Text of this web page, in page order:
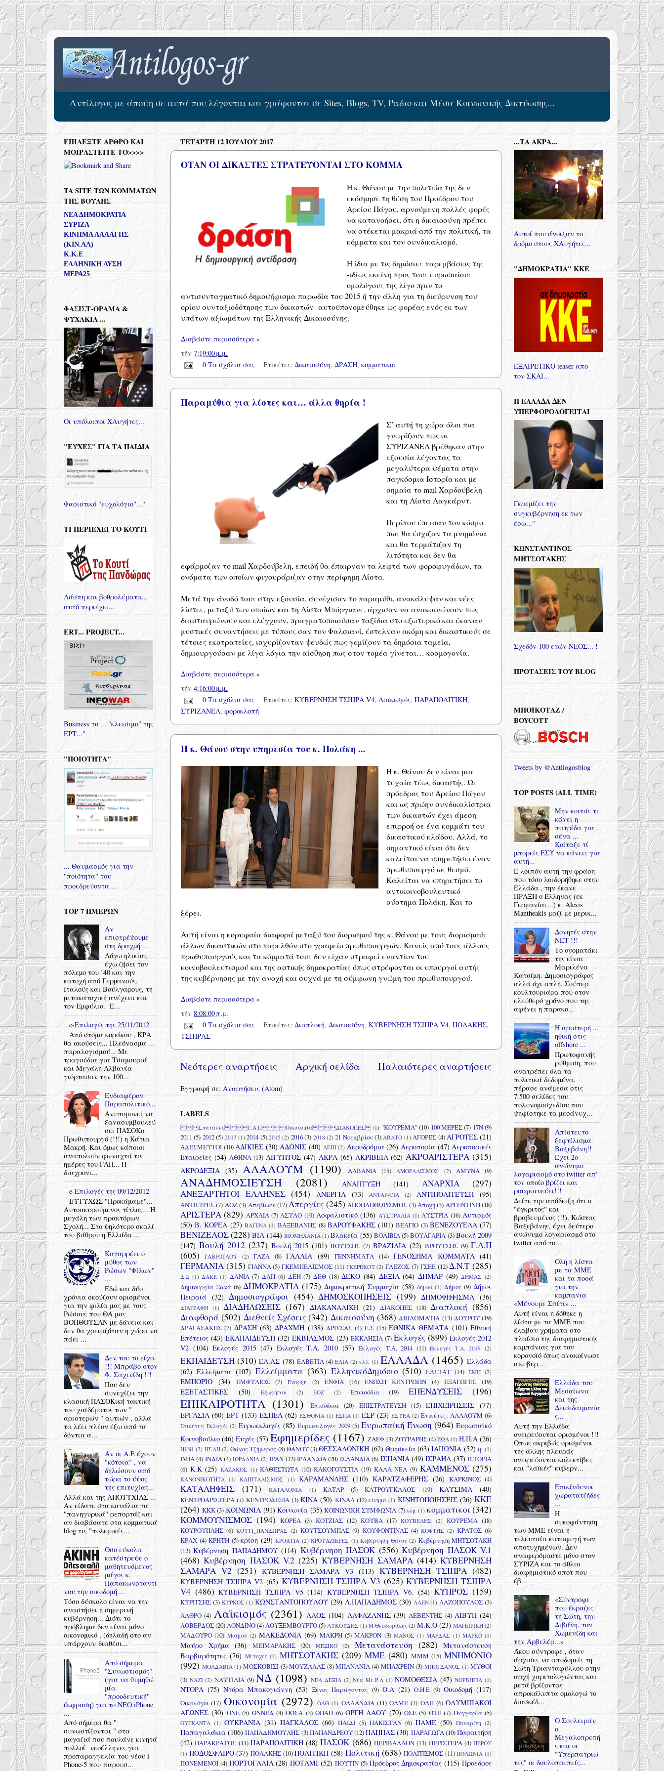
Αντίλογος με άποψη σε αυτά που λέγονται και γράφονται σε Sites, Blogs, TV, Ραδιο και Μέσα Κοινωνικής Δικτύωσης...
ΤΕΤΆΡΤΗ 12 ΙΟΥΛΊΟΥ 2017
ΟΤΑΝ ΟΙ ΔΙΚΑΣΤΕΣ ΣΤΡΑΤΕΥΟΝΤΑΙ ΣΤΟ ΚΟΜΜΑ
Η κ. Θάνου με την πολιτεία της δεν
εκόσμησε τη θέση του Προέδρου του
Αρείου Πάγου, αρνούμενη πολλές φορές
να κατανοήσει, ότι η δικαιοσύνη πρέπει
να στέκεται μακριά από την πολιτική, τα
κόμματα και τον συνδικαλισμό.
Η ίδια με τις δημόσιες παρεμβάσεις της
-ιδίως εκείνη προς τους ευρωπαίους
ομολόγους της λίγο πριν το
αντισυνταγματικό δημοψήφισμα παρωδία του 2015 ή την άλλη για τη διεύρυνση του
ορίου συνταξιοδότησης των δικαστών- αυτοϋπονομεύθηκε ως φορέας ενός εκ των
υπάτων αξιωμάτων της Ελληνικής Δικαιοσύνης.
Διαβάστε περισσότερα »
τήν 7:19:00 μ.μ.
0 Τα σχόλια σας
Ετικέτες: Δικαιοσύνη, ΔΡΑΣΗ, κομματικοι
Παραμύθια για λίστες και… άλλα θηρία !
Σ’ αυτή τη χώρα όλοι πια
γνωρίζουν πως οι
ΣΥΡΙΖΑΝΕΛ βρέθηκαν στην
εξουσία λέγοντας τα
μεγαλύτερα ψέματα στην
παγκόσμια Ιστορία και με
σημαία το mail Χαρδούβελη
και τη Λίστα Λαγκάρντ.
Περίπου έπεισαν τον κόσμο
πως θα έσχιζαν τα μνημόνια
και θα τερμάτιζαν τη
λιτότητα και δεν θα
εφάρμοζαν το mail Χαρδούβελη, επειδή θα έπαιρναν τα λεφτά των φοροφυγάδων, τα
ονόματα των οποίων φιγουράριζαν στην περίφημη Λίστα.
Μετά την άνοδό τους στην εξουσία, συνέχισαν το παραμύθι, ανακάλυψαν και νέες
λίστες, μεταξύ των οποίων και τη Λίστα Μπόργιανς, άρχισαν να ανακοινώνουν πως
διασταυρώνουν και ελέγχουν, πραγματοποιούσαν ταξίδια στο εξωτερικό και έκαναν
μυστικές συναντήσεις με τύπους σαν τον Φαλσιανί, έστελναν ακόμη και δικαστικούς σε
τέτοιες εκστρατείες, ισχυρίζονταν ψευδώς πως γεμίζουν τα δημόσια ταμεία,
δημιουργούσαν με λίγα λόγια την αίσθηση πως στον τομέα γίνεται… κοσμογονία.
Διαβάστε περισσότερα »
τήν 4:16:00 μ.μ.
0 Τα σχόλια σας
Ετικέτες: ΚΥΒΕΡΝΗΣΗ ΤΣΙΠΡΑ V4, Λαϊκισμός, ΠΑΡΑΠΟΛΙΤΙΚΗ,
ΣΥΡΙΖΑΝΕΛ, φοροκλοπή
Η κ. Θάνου στην υπηρεσία του κ. Πολάκη ...
Η κ. Θάνου δεν είναι μια
τυχαία τέως δικαστής. Ως
πρόεδρος του Αρείου Πάγου
και ως πρώην συνδικαλίστρια
των δικαστών έχει άμεση
επιρροή σε ένα κομμάτι του
δικαστικού κλάδου. Αλλά, το
σημαντικό είναι ότι δεν
καλείται να υπηρετήσει έναν
πρωθυπουργό ως θεσμό.
Καλείται να υπηρετήσει το
αντικοινοβουλευτικό
σύστημα Πολάκη. Και το
ξέρει.
Αυτή είναι η κορυφαία διαφορά μεταξύ του διορισμού της κ. Θάνου με τους διορισμούς
άλλων δικαστικών στο παρελθόν στο γραφείο πρωθυπουργών. Κανείς από τους άλλους
πρωθυπουργούς και τα κόμματά τους δεν είχαν στραφεί εναντίον του
κοινοβουλευτισμού και της αστικής δημοκρατίας όπως στρέφονται οι υπουργοί αυτής
της κυβέρνησης με την ανοχή και συχνά με τη σύμφωνη γνώμη του πρωθυπουργού.
Διαβάστε περισσότερα »
τήν 8:08:00 π.μ.
0 Τα σχόλια σας
Ετικέτες: Διαπλοκή, Δικαιοσύνη, ΚΥΒΕΡΝΗΣΗ ΤΣΙΠΡΑ V4, ΠΟΛΑΚΗΣ,
ΤΣΙΠΡΑΣ
Νεότερες αναρτήσεις Παλαιότερες αναρτήσεις
Αρχική σελίδα
Εγγραφή σε: Αναρτήσεις (Atom)
LABELS
Σπατάλες Γ.Α.Π Οικονομία ΔΙΑΚΟΠΕΣ (1) "ΚΟΥΡΕΜΑ"(10) 100 ΜΕΡΕΣ(7) 17Ν(9)
2011 (5) 2012(5) 2013 (1) 2014 (5) 2015 (2) 2016(3) 2018 (2) 21 Νοεμβρίου(3) ΑΒΑΤΟ (1) ΑΓΟΡΕΣ (4) ΑΓΡΟΤΕΣ (21)
ΑΔΕΣΜΕΥΤΟΙ (10) ΑΔΙΚΙΕΣ (30) ΑΔΩΝΙΣ (40) ΑΕΠΙ (2) Αεροδρόμια (26) Αεροπορία (47) Αεροπορικές
Εταιρείες (54) ΑΘΗΝΑ (13) ΑΙΓΥΠΤΟΣ (47) ΑΚΡΑ (65) ΑΚΡΙΒΕΙΑ (62) ΑΚΡΟΑΡΙΣΤΕΡΑ (315)
ΑΚΡΟΔΕΞΙΑ (35) ΑΛΑΛΟΥΜ (1190) ΑΛΒΑΝΙΑ (15) ΑΜΟΡΑΛΙΣΜΟΣ (2) ΑΜΥΝΑ (9)
ΑΝΑΔΗΜΟΣΙΕΥΣΗ (2081) ΑΝΑΠΤΥΞΗ (141) ΑΝΑΡΧΙΑ
(297)
ΑΝΕΞΑΡΤΗΤΟΙ ΕΛΛΗΝΕΣ (454) ΑΝΕΡΓΙΑ (73) ΑΝΤΑΡ-CIA (2) ΑΝΤΙΠΟΛΙΤΕΥΣΗ (95)
ΑΝΤΙΣΤΡΕΣ(7) ΑΟΖ(3) Απεβίωσε(17)Απεργίες (245) ΑΠΟΠΛΗΘΩΡΙΣΜΟΣ (3)Αποχή(3) ΑΡΓΕΝΤΙΝΗ(18)
ΑΡΙΣΤΕΡΑ (829) ΑΡΧΑΙΑ (7) ΑΣΥΛΟ (19) Ασφαλιστικό (136) ΑΥΣΤΡΑΛΙΑ (1) ΑΥΣΤΡΙΑ (16) Αυτισμός
(50) Β. ΚΟΡΕΑ (27) ΒΑΓΕΝΑ (1) ΒΑΞΕΒΑΝΗΣ (8) ΒΑΡΟΥΦΑΚΗΣ (101) ΒΕΛΓΙΟ (3) ΒΕΝΕΖΟΥΕΛΑ (77)
ΒΕΝΙΖΕΛΟΣ(228) ΒΙΑ (144) ΒΙΟΜΗΧΑΝΙΑ (1) Βλακεία (55) ΒΟΛΙΒΙΑ(5)ΒΟΥΛΓΑΡΙΑ (3)Βουλή 2009
(147) Βουλή 2012 (237) Βουλή 2015 (101) ΒΟΥΤΣΗΣ (7) ΒΡΑΖΙΛΙΑ (22) ΒΡΟΥΤΣΗΣ (9) Γ.Α.Π
(605)
ΓΑΒΡΟΓΛΟΥ (2) ΓΑΖΑ (8) ΓΑΛΛΙΑ (89) ΓΕΝΝΗΜΑΤΑ (14) ΓΕΝΟΣΗΜΑ ΚΟΜΜΑΤΑ (41)
ΓΕΡΜΑΝΙΑ (315) ΓΙΑΝΝΑ (5) ΓΚΕΜΠΕΛΙΣΜΟΣ (11) ΓΚΕΡΕΚΟΥ (2) ΓΛΕΖΟΣ (7) ΓΣΕΕ (12) Δ.Ν.Τ (285)
Δ.Ξ (1) ΔΑΚΕ (1) ΔΑΝΙΑ (7) ΔΑΠ (6) ΔΕΗ (7) ΔΕΘ (18) ΔΕΚΟ (84) ΔΕΞΙΑ (64) ΔΗΜΑΡ (49) ΔΗΜΑΣ (2)
Δημιουργία Ξανά (6) ΔΗΜΟΚΡΑΤΙΑ (175) Δημοκρατική Συμμαχία (58) δημοσ (1) Δήμος (9) Δήμος
Πειραιά (32) Δημοσιογράφοι (454) ΔΗΜΟΣΚΟΠΗΣΕΙΣ (199) ΔΗΜΟΨΗΦΙΣΜΑ (36)
ΔΙΑΓΡΑΦΗ (1) ΔΙΑΔΗΛΩΣΕΙΣ (167) ΔΙΑΚΑΝΑΛΙΚΗ (21) ΔΙΑΚΟΠΕΣ (18) Διαπλοκή (856)
Διαφθορά (502) Διεθνείς Σχέσεις (342) Δικαιοσύνη (368) ΔΙΠΛΩΜΑΤΙΑ (13) ΔΟΥΡΟΥ (19)
ΔΡΑΓΑΣΑΚΗΣ (7) ΔΡΑΣΗ (63) ΔΡΑΧΜΗ (138) ΔΡΙΤΣΑΣ (4) Ε.Σ (15) ΕΘΝΙΚΑ ΘΕΜΑΤΑ (101) Εθνική
Επέτειος (43) ΕΚΑΠΑΙΔΕΥΣΗ (32) ΕΚΒΙΑΣΜΟΣ (23) ΕΚΚΛΗΣΙΑ (7) Εκλογές (899) Εκλογές 2012
V2 (104) Εκλογές 2015 (47) Εκλογές Τ.Α. 2010 (57) Εκλογές Τ.Α. 2014 (11) Εκλογές Τ.Α. 2019 (2)
ΕΚΠΑΙΔΕΥΣΗ (310) ΕΛ.ΑΣ (78) ΕΛΒΕΤΙΑ (4) ΕΛΙΑ (2) ελλ (1) ΕΛΛΑΔΑ (1465) Ελλάδα
(62) Ελλείματα (107) Ελλείμματα (363) ΕλληνικόΔημόσιο (510) ΕΛΣΤΑΤ (14) ΕΜΠ (2)
ΕΜΠΟΡΙΟ (34) ΕΜΦΥΛΙΟΣ (7) Έναρξη (2) ΕΝΦΙΑ (16) ΕΝΩΣΗ ΚΕΝΤΡΩΩΝ (4) ΕΞΑΓΩΓΕΣ (19)
ΕΞΕΤΑΣΤΙΚΕΣ (50) Εξωγήϊνοι (2) ΕΟΖ (2) Επεισόδια (19) ΕΠΕΝΔΥΣΕΙΣ (196)
ΕΠΙΚΑΙΡΟΤΗΤΑ (1301) Επισόδεια (20) ΕΠΙΣΤΡΑΤΕΥΣΗ (15) ΕΠΙΧΕΙΡΗΣΕΙΣ (77)
ΕΡΓΑΣΙΑ (60) ΕΡΤ (133) ΕΣΗΕΑ (62) ΕΣΘΟΝΙΑ (1) ΕΣΠΑ (1) ΕΣΡ (23) ΕΣΥΕΑ (2) Ετικέτες: ΑΛΑΛΟΥΜ (6)
Ετικέτες: Εκλογές (2) Ευρωεκλογές (85) Ευρωεκλογές 2009 (5) Ευρωπαϊκή Ένωση (964) Ευρωπαϊκό
Κοινοβούλιο (46) Ευχές (57) Εφημερίδες (1167) ΖΑΕΦ (3)ΖΟΥΡΑΡΗΣ(4) ΖΩΑ (1) Η.Π.Α (26)
Η1Ν1 (2) ΗΣΑΠ (2) Θάνος Τζήμερος (8)ΘΑΝΟΥ(3)ΘΕΣΣΑΛΟΝΙΚΗ (62) Θρησκεία (63) ΙΑΠΩΝΙΑ (52) ιμ (1)
ΙΜΙΑ(4) ΙΝΔΙΑ(4) ΙΟΡΔΑΝΙΑ (2) ΙΡΑΝ (12)ΙΡΛΑΝΔΙΑ(20) ΙΣΛΑΝΔΙΑ(6) ΙΣΠΑΝΙΑ (49) ΙΣΡΑΗΛ (37) ΙΣΤΟΡΙΑ
(6) Κ.Κ (25) ΚΑΖΑΚΟΣ (1) ΚΑΘΕΣΤΩΤΑ (10) ΚΑΚΟΓΟΥΣΤΙΑ (19) ΚΑΛΑ ΝΕΑ (9) ΚΑΜΜΕΝΟΣ (275)
ΚΑΝΟΝΙΚΟΤΗΤΑ (1) ΚΑΠΙΤΑΛΙΣΜΟΣ (1) ΚΑΡΑΜΑΝΛΗΣ (110) ΚΑΡΑΤΖΑΦΕΡΗΣ (26) ΚΑΡΚΙΝΟΣ (4)
ΚΑΤΑΛΗΨΕΙΣ (171) ΚΑΤΑΛΟΝΙΑ (1) ΚΑΤΑΡ (5) ΚΑΤΡΟΥΓΚΑΛΟΣ (19) ΚΑΥΣΙΜΑ (40)
ΚΕΝΤΡΟΑΡΙΣΤΕΡΑ (7) ΚΕΝΤΡΟΔΕΞΙΑ (3) ΚΙΝΑ (50) ΚΙΝΑΛ (12) κίνημα (1) ΚΙΝΗΤΟΠΟΙΗΣΕΙΣ (26) ΚΚΕ
(264) ΚΚΚ (3) ΚΟΙΝΩΝΙΑ (91) Κοινωνία (35) ΚΟΙΝΩΝΙΚΗ ΣΥΜΦΩΝΙΑ (7) κομ (1) κομματικοι (342)
ΚΟΜΜΟΥΝΙΣΜΟΣ (194) ΚΟΡΕΑ (3) ΚΟΤΖΙΑΣ (12) ΚΟΥΒΑ (17) ΚΟΥΒΕΛΗΣ (2) ΚΟΥΡΕΜΑ (18)
ΚΟΥΡΟΥΠΛΗΣ (6) ΚΟΥΤΙ_ΠΑΝΔΩΡΑΣ (2) ΚΟΥΤΣΟΥΜΠΑΣ (9) ΚΟΥΦΟΝΤΙΝΑΣ (4) ΚΟΦΤΗΣ (2) ΚΡΑΤΟΣ (6)
ΚΡΑΧ (4) ΚΡΗΤΗ (5) κρίση (29) ΚΡΟΑΤΙΑ (2) ΚΡΟΥΑΖΙΕΡΕΣ (1) Κυβέρνηση Θάνου (2) Κυβέρνηση ΜΗΤΣΟΤΑΚΗ
(12) Κυβέρνηση ΠΑΠΑΔΗΜΟΥ (114) Κυβέρνηση ΠΑΣΟΚ (556) Κυβέρνηση ΠΑΣΟΚ V.1
(468) Κυβέρνηση ΠΑΣΟΚ V.2 (225) ΚΥΒΕΡΝΗΣΗ ΣΑΜΑΡΑ (414) ΚΥΒΕΡΝΗΣΗ
ΣΑΜΑΡΑ V2 (251) ΚΥΒΕΡΝΗΣΗ ΣΑΜΑΡΑ V3 (113) ΚΥΒΕΡΝΗΣΗ ΤΣΙΠΡΑ (482)
ΚΥΒΕΡΝΗΣΗ ΤΣΙΠΡΑ V2 (65) ΚΥΒΕΡΝΗΣΗ ΤΣΙΠΡΑ V3 (625) ΚΥΒΕΡΝΗΣΗ ΤΣΙΠΡΑ
V4 (486) ΚΥΒΕΡΝΗΣΗ ΤΣΙΠΡΑ V5 (114) ΚΥΒΕΡΝΗΣΗ ΤΣΙΠΡΑ V6. (54) ΚΥΠΡΟΣ (159)
ΚΥΡΙΤΣΗΣ (3) ΚΥΡΚΟΣ (1) ΚΩΝΣΤΑΝΤΟΠΟΥΛΟΥ (29) Λ.ΠΑΠΑΔΗΜΟΣ (30) ΛΑΕΝ (1) ΛΑΖΟΠΟΥΛΟΣ (3)
ΛΑΘΡΟ (4) Λαϊκισμός (2361) ΛΑΟΣ (104) ΛΑΦΑΖΑΝΗΣ (39) ΛΕΒΕΝΤΗΣ (4) ΛΙΒΥΗ (24)
ΛΟΒΕΡΔΟΣ(20)ΛΟΝΔΙΝΟ(4)ΛΟΥΞΕΜΒΟΥΡΓΟ(5) ΛΥΚΟΥΔΗΣ (1) Μ Θεοδωράκης (2) Μ.Κ.Ο (23) ΜΑΓΕΙΡΙΚΗ (2)
ΜΑΔΟΥΡΟ (10) Μαϊμού (2) ΜΑΚΕΔΟΝΙΑ (69) ΜΑΚΡΗ (5) ΜΑΚΡΟΝ (3) ΜΑΝΟΣ (1) ΜΑΡΔΑΣ (1) ΜΑΡΚΟ (1)
Μαύρο Χρήμα (36) ΜΕΪΜΑΡΑΚΗΣ (20) ΜΕΞΙΚΟ (2) Μετανάστευση (282)
Μετανάστευση
Βαρβαρότητες (76) Μετοχές (1) ΜΗΤΣΟΤΑΚΗΣ (209) ΜΜΕ (480) ΜΜΜ (15) ΜΝΗΜΟΝΙΟ
(992) ΜΟΛΔΑΒΙΑ (1) ΜΟΣΚΟΒΙΣΙ (3) ΜΟΥΖΑΛΑΣ (8) ΜΠΑΝΑΝΙΑ (4) ΜΠΑΧΡΕΙΝ (3) ΜΠΟΓΔΑΝΟΣ (1) ΜΥΘΟΙ
(3) ΝΑΖΙ (2) ΝΑΥΤΙΛΙΑ (9) ΝΔ (1098) ΝΕΑ ΔΕΞΙΑ (2) Νέα Με.Ρ.Α (1) ΝΟΜΟΘΕΣΙΑ (47) ΝΟΡΒΗΓΙΑ (1)
ΝΤΟΡΑ (75) Ντόρα Μπακογιάννη (53) Ξένος Παράγοντας (9) Ο.Α (21) Ο.Η.Ε (9) Οικοδομή (117)
Οικολόγοι (17) Οικονομία (2972) ΟΛΘ (1) ΟΛΛΑΝΔΙΑ (11) ΟΛΜΕ (7) ΟΛΠ (6) ΟΛΥΜΠΙΑΚΟΙ
ΑΓΩΝΕΣ (30) ΟΝΕ (5) ΟΝΝΕΔ (4) ΟΟΣΑ (3) ΟΠΑΠ (6) ΟΡΓΗ ΛΑΟΥ (70) ΟΣΕ (5) ΟΤΕ (7) Ουγγαρία (5)
ΟΥΓΚΑΝΤΑ (1) ΟΥΚΡΑΝΙΑ (31) ΠΑΓΚΑΛΟΣ (66) ΠΑΙΔΙ (5) ΠΑΚΙΣΤΑΝ (6) ΠΑΜΕ (50) Παναρίτη (2)
Παπαγαλάκια (106) ΠΑΠΑΔΗΜΟΥΛΗΣ (3)ΠΑΠΑΝΔΡΕΟΥ(12)ΠΑΠΠΑΣ (30) ΠΑΡΑΓΩΓΑ(10)Παραιτήση
(42) ΠΑΡΑΚΡΑΤΟΣ (11) ΠΑΡΑΠΟΛΙΤΙΚΗ (48) ΠΑΣΟΚ (686) ΠΕΡΙΒΑΛΛΟΝ (13) ΠΕΡΙΣΤΕΡΑ (4) ΠΕΡΟΥ
(1) ΠΟΔΟΣΦΑΙΡΟ (37) ΠΟΛΑΚΗΣ (10) ΠΟΛΙΤΙΚΗ (58) Πολιτική (638) ΠΟΛΙΤΙΣΜΟΣ (11) ΠΟΛΩΝΙΑ (1)
ΠΟΝΕΜΕΝΟΙ (4) ΠΟΡΤΟΓΑΛΙΑ (28) ΠΟΤΑΜΙ (52) ΠΟΥΤΙΝ (5) Πρόεδρος Δημοκρατίας (115) Προεδρος
ΕΠΙΛΕΞΤΕ ΑΡΘΡΟ ΚΑΙ
ΜΟΙΡΑΣΤΕΙΤΕ ΤΟ>>>>
TA SITE ΤΩΝ ΚΟΜΜΑΤΩΝ
ΤΗΣ ΒΟΥΛΗΣ
ΝΕΑ ΔΗΜΟΚΡΑΤΙΑ
ΣΥΡΙΖΑ
ΚΙΝΗΜΑ ΑΛΛΑΓΗΣ
(ΚΙΝ.ΑΛ)
Κ.Κ.Ε
ΕΛΛΗΝΙΚΗ ΛΥΣΗ
ΜΕΡΑ25
ΦΑΣΙΣΤ-ΟΡΑΜΑ &
ΨΥΧΑΚΙΑ ...
Οι υπόλοιποι ΧΑυγήτες...
"ΕΥΧΕΣ" ΓΙΑ ΤΑ ΠΑΙΔΙΑ
Φασιστικό "ευχολόγιο"..."
ΤΙ ΠΕΡΙΕΧΕΙ ΤΟ ΚΟΥΤΙ
Λάσπη και βοθρολύματα...
αυτό περιέχει...
ERT... PROJECT...
Business το ... "κλεισιμο" της
ΕΡΤ..."
"ΠΟΙΟΤΗΤΑ"
... Θαυμασμός για την
"ποιότητα" του
προεδρεύοντα ...
TOP 7 ΗΜΕΡΩΝ
Αν
επιστρέψουµε
στη δραχµή ...
Λόγω ηλικίας
έχω ζήσει τον
πόλεµο του ’40 και την
κατοχή από Γερµανούς,
Ιταλούς και Βούλγαρους, τη
µετακατοχική ανέχεια και
τον Εµφύλιο. Ε...
e-Επιλογές της 25/11/2012
Από στόμα κοράκου , ΚΡΑ
θα ακούσεις... Πλεόνασμα ...
παραλογισμού... Με
τραγούδια για Τσαμουριά
και Μεγάλη Αλβανία
γιόρτασαν την 100...
Ενδιαφέρον
Παραπολιτικό...
Ανυπομονεί να
ξανασυμβουλεύ
σει ΠΑΣΟΚο
Πρωθυπουργό (!!!) η Κάτια
Μακρή. Και όμως κάποιοι
αναπολούν φωναχτά τις
ημέρες του ΓΑΠ... Η
διαχρονι...
e-Επιλογές της 09/12/2012
ΕΥΤΥΧΩΣ "Προκάμαμε"...
Αυτοακυρούμενος τίτλος... Η
μεγάλη των πρακτόρων
Σχολή... Στο ψηλότερο σκαλί
του βάθρου η Ελλάδα ...
Καταρρέει ο
μύθος των
Ρώσων "Φίλων"
...
Εδώ και δύο
χρόνια σκούζουν ορισμένοι
για την φιλία μας με τους
Ρώσους που ΘΑ μας
ΒΟΗΘΟΥΣΑΝ με δάνεια και
δεν θα χρειαζόταν η χώρα να
πάει ...
Δεν του το είχα
!!! Μπράβο στον
Φ. Σαχινίδη !!!
Που δεν
συνεχίζει την
κλασική ΠΑΣΟΚική τακτική
του χαϊδέματος των "
αριστερών " αυτιών , αλλά
τα λέει πλέον έξω από τα
δόντια α...
Αν οι Α.Ε έχουν
"κότσια" , να
δηλώσουν από
τώρα το ύψος
της επιτυχίας...
Αλλά και της ΑΠΟΤΥΧΙΑΣ ...
Αν είδατε στα κανάλια τα
"πανηγυρικά" ρεπορτάζ και
αν διαβάσατε στα κομματικά
blog τις "πολεμικές...
Όσο εύκολα
κατέστρεψε ο
μαθητευόμενος
μάγος κ.
Παπακωνσταντί
νου την οικοδομή ...
Τόσο δύσκολο είναι να την
αναστήσει η σημερινή
κυβέρνηση... Διότι το
πρόβλημα δεν είναι μόνο
οικονομικό , (δηλαδή στο αν
υπάρχουν διαθέσι...
Από σήμερα
"Συνωστισμός"
(για να θυμηθώ
μία
"προοδευτική"
έκφραση) για το ΝΕΟ iPhone
...
Από σήμερα θα "
συνωστίζονται " στα
μαγαζιά που πουλάνε κινητά
πολλοί νεοέλληνες για
προπαραγγελία του νέου i
Phone-5 που παρουσ...
...ΤΑ ΑΚΡΑ...
Αυτοί που άνοιξαν το
δρόμο στους ΧΑυγήτες...
"ΔΗΜΟΚΡΑΤΙΑ" ΚΚΕ
ΕΞΑΙΡΕΤΙΚΟ teaser απο
τον ΣΚΑΙ...
Η ΕΛΛΑΔΑ ΔΕΝ
ΥΠΕΡΦΟΡΟΛΟΓΕΙΤΑΙ
Γκρεμίζει την
συγκυβέρνηση εκ των
έσω..."
ΚΩΝΣΤΑΝΤΙΝΟΣ
ΜΗΤΣΟΤΑΚΗΣ
Σχεδόν 100 ετών ΝΕΟΣ... !
ΠΡΟΤΑΣΕΙΣ ΤΟΥ ΒLOG
ΜΠΟΪΚΟΤΑΖ /
BOYCOTT
Tweets by @Antilogosblog
TOP POSTS (ALL TIME)
Μην κοιτάς τι
κάνει η
πατρίδα για
σένα ...
Κοίταξε τί
μπορείς ΕΣΥ να κάνεις για
αυτή...
Ε λοιπόν αυτή την φράση
που τόσο λοιδορήθηκε στην
Ελλάδα , την έκανε
ΠΡΑΞΗ ο Έλληνας (εκ
Γερμανίας...) κ. Alexis
Mantheakis μαζί με μερικ...
Δονητές στην
ΝΕΤ !!!
Το ονοματάκι
της είναι
Μαριλένα
Κατσίμη. Δημοσιογράφος
αλλά όχι απλή. Σούπερ
κουλτουριάρα που στον
ελεύθερό χρόνο που της
αφήνει η παρακο...
Η αριστερή ...
ηθική στις
offshore ...
Πρωτοφανής
ρύθμιση, που
ανατρέπει όλα τα
πολιτικά δεδομένα,
πέρασε ανάμεσα στις
7.500 σελίδες του
πολυνομοσχεδίου που
ψηφίστηκε τα μεσάνυχ...
Απίστευτο
ξεφτίλισμα
Βαξεβάνη!!
Έχει 2ο
ανώνυμο
λογαριασμό στο twitter απ'
τον οποίο βρίζει και
ρουφιανεύει!!!
Δείτε την απόδειξη ότι ο
"έγκριτος" και
βραβευμένος (!!), Κώστας
Βαξεβάνης, έχει δεύτερο
ανώνυμο λογαριασμό στο
twitter από το...
Ολη η λίστα
με τα ΜΜΕ
και τα ποσά
για την
καμπανια
«Μένουμε Σπίτι» ...
Αυτή είναι η δόθηκε η
λίστα με τα ΜΜΕ που
έλαβαν χρήματα στο
πλαίσιο της διαφημιστικής
καμπάνιας για τον
κορονοϊό όπως ανακοίνωσε
ο κυβερ...
Ελλάδα του
Μεσαίωνα
και της
Δεισιδαιμονία
ς...
Αυτή την Ελλάδα
ονειρεύονται ορισμένοι !!!
Όπως ακριβώς ορισμένοι
της άλλης πλευράς
ονειρεύονται κολεκτίβες
και "λαϊκές" κυβερν...
Επικίνδυνοι
χωρατατζήδες
...
Η
συκοφάντηση
των ΜΜΕ είναι η
τελευταία καταφυγή των
αποτυχημένων. Δεν
αναφερόμαστε μόνο στον
ΣΥΡΙΖΑ και το άθλιο
διαφημιστικό σποτ που
έβ...
«Σύντροφε
που έκραζες
τη Σώτη, την
Διβάνη, τον
Χωμενίδη και
την Αρβελέρ...»
Άκου σύντροφε , όταν
άρχισες να αποδομείς τη
Σώτη Τριανταφύλλου στην
αρχή χαριτολογώντας και
μετά βρίζοντας
απροκάλυπτα ομολογώ το
διασκέδ...
O Σουλειμάν
ο
Μεγαλοπρεπή
ς και οι
"Υπερπατριώ
τες" οι δουλοπρεπείς...